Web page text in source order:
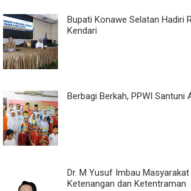
Bupati Konawe Selatan Hadiri
Kendari
Berbagi Berkah, PPWI Santuni
Dr. M Yusuf Imbau
Ketenangan dan Ketentraman